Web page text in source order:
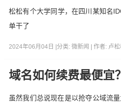
松松有个大学同学，在四川某知名
单干了
2024年06月04日 | 分类: 微新闻 | 作者: 卢松
域名如何续费最便宜？
虽然我们总说现在是以抢夺公域流